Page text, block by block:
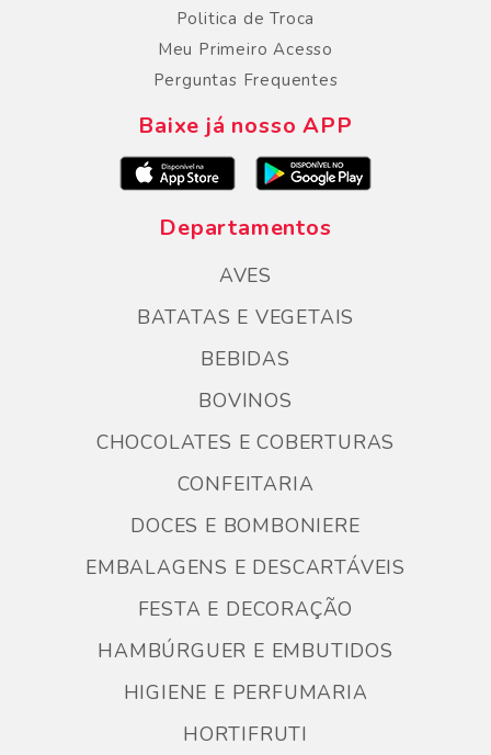
Politica de Troca
Meu Primeiro Acesso
Perguntas Frequentes
Baixe já nosso APP
Departamentos
AVES
BATATAS E VEGETAIS
BEBIDAS
BOVINOS
CHOCOLATES E COBERTURAS
CONFEITARIA
DOCES E BOMBONIERE
EMBALAGENS E DESCARTÁVEIS
FESTA E DECORAÇÃO
HAMBÚRGUER E EMBUTIDOS
HIGIENE E PERFUMARIA
HORTIFRUTI